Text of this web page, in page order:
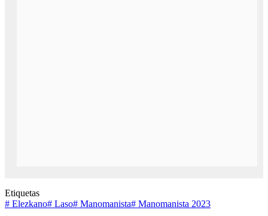
Etiquetas
# Elezkano# Laso# Manomanista# Manomanista 2023